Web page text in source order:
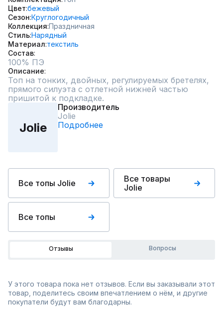
Цвет бежевый
Сезон Круглогодичный
Коллекция Праздничная
СтильНарядный
Материал текстиль
Состав
100% ПЭ
Описание
Топ на тонких, двойных, регулируемых бретелях,
прямого силуэта с отлетной нижней частью
пришитой к подкладке.
Jolie
Производитель
Jolie
Подробнее
Все топы Jolie
Все товары
Jolie
Все топы
Отзывы Вопросы
У этого товара пока нет отзывов. Если вы заказывали этот
товар, поделитесь своим впечатлением о нём, и другие
покупатели будут вам благодарны.